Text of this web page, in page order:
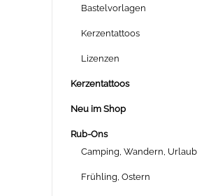
Bastelvorlagen
Kerzentattoos
Lizenzen
Kerzentattoos
Neu im Shop
Rub-Ons
Camping, Wandern, Urlaub
Frühling, Ostern